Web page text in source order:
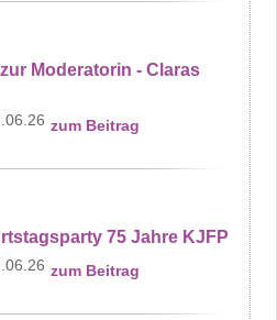
Moderatorin - Claras
zum Beitrag
75 Jahre KJFP
zum Beitrag